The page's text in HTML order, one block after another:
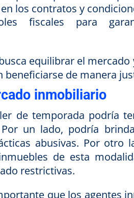
los contratos y
fiscales para
equilibrar el
de manera
inmobiliario
de temporada podría
un lado, podría
abusivas. Por otro
de esta
restrictivas.
que los agentes